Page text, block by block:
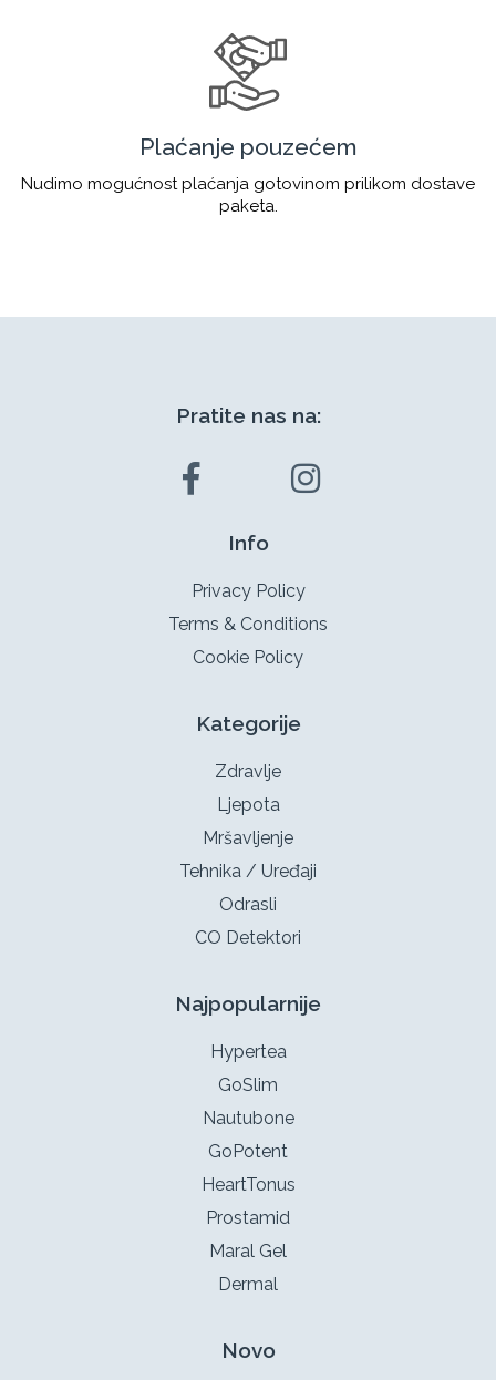
Plaćanje pouzećem
Nudimo mogućnost plaćanja gotovinom prilikom dostave
paketa.
Pratite nas na:
Info
Privacy Policy
Terms & Conditions
Cookie Policy
Kategorije
Zdravlje
Ljepota
Mršavljenje
Tehnika / Uređaji
Odrasli
CO Detektori
Najpopularnije
Hypertea
GoSlim
Nautubone
GoPotent
HeartTonus
Prostamid
Maral Gel
Dermal
Novo